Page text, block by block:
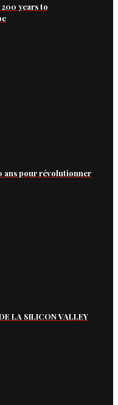
years to
ans pour révolutionner
LA SILICON VALLEY